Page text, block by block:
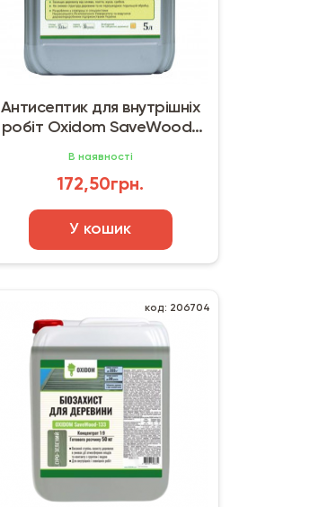
Антисептик для внутрішніх
робіт Oxidom SaveWood-
В наявності
172,50грн.
У кошик
код: 206704